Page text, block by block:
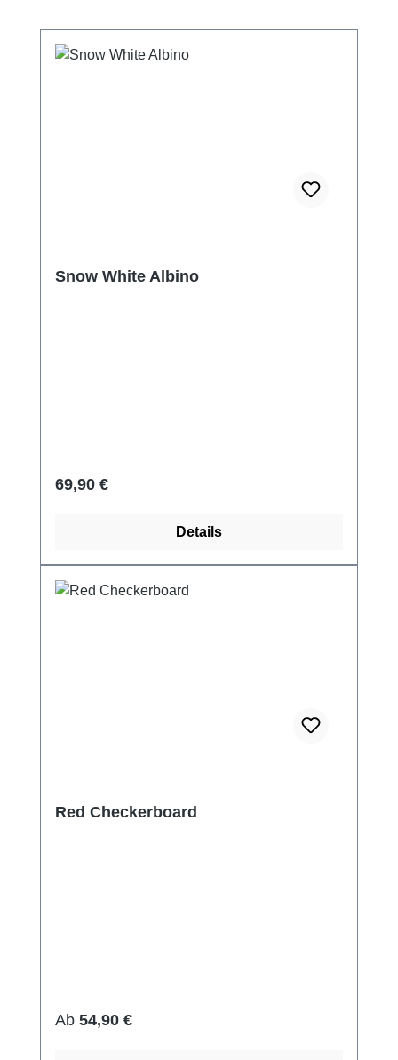
Snow White Albino
Regulärer Preis:
69,90 €
Details
Red Checkerboard
Regulärer Preis:
Ab 54,90 €